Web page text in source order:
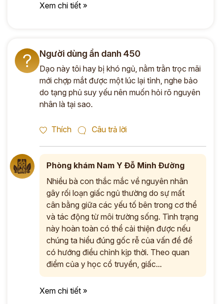
Xem chi tiết »
? Người dùng ẩn danh 450
Dạo này tôi hay bị khó ngủ, nằm trằn trọc mãi
mới chợp mắt được một lúc lại tỉnh, nghe bảo
do tạng phủ suy yếu nên muốn hỏi rõ nguyên
nhân là tại sao.
Thích Câu trả lời
Phòng khám Nam Y Đỗ Minh Đường
Nhiều bà con thắc mắc về nguyên nhân
gây rối loạn giấc ngủ thường do sự mất
cân bằng giữa các yếu tố bên trong cơ thể
và tác động từ môi trường sống. Tình trạng
này hoàn toàn có thể cải thiện được nếu
chúng ta hiểu đúng gốc rễ của vấn đề để
có hướng điều chỉnh kịp thời. Theo quan
điểm của y học cổ truyền, giấc...
Xem chi tiết »